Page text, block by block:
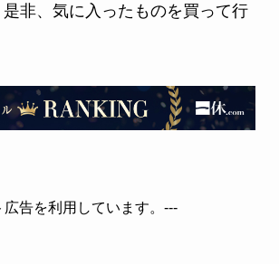
非、気に入ったものを買って行
告を利用しています。---